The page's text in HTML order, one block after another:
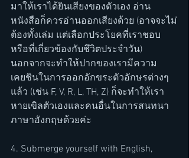
มาให้เราได้ยินเสียงของตัวเอง อ่าน
หนังสือก็ควรอ่านออกเสียงด้วย (อาจจะไม่
ต้องทั้งเล่ม แต่เลือกประโยคที่เราชอบ
หรือที่เกี่ยวข้องกับชึวิตประจำวัน)
นอกจากจะทำให้ปากของเรามีความ
เคยชินในการออกอักขระตัวอักษรต่างๆ
แล้ว (เช่น F, V, R, L, TH, Z) ก็จะทำให้เรา
หายเขิลตัวเองและคนอื่นในการสนทนา
ภาษาอังกฤษด้วยค่ะ
4. Submerge yourself with English,